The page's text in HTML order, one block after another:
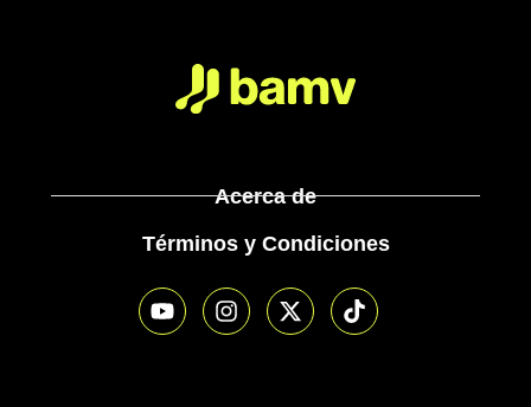
Acerca de
Términos y Condiciones